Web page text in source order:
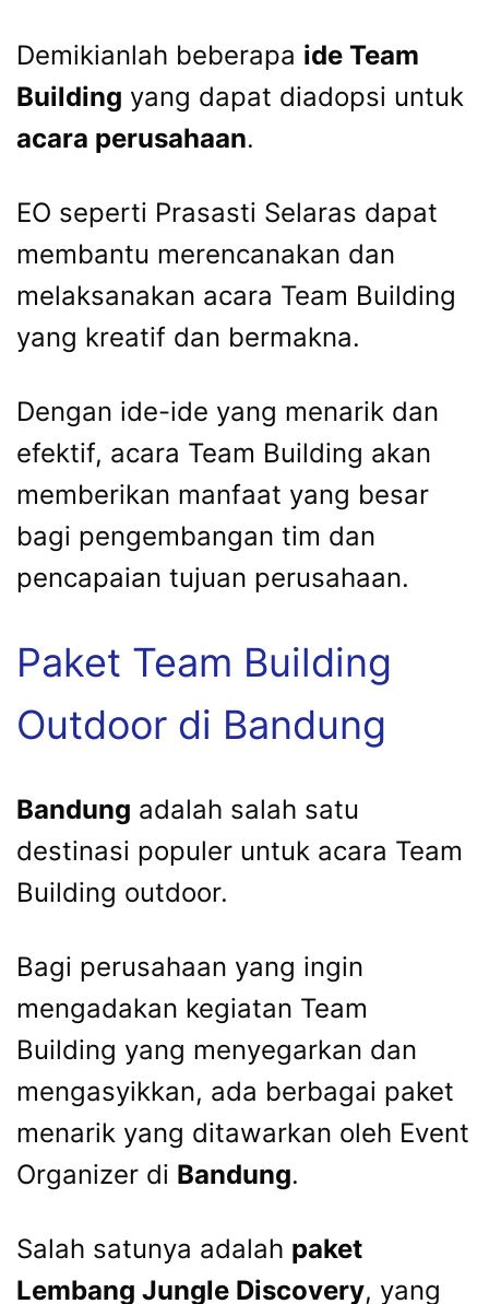
Demikianlah beberapa ide Team
Building yang dapat diadopsi untuk
acara perusahaan.
EO seperti Prasasti Selaras dapat
membantu merencanakan dan
melaksanakan acara Team Building
yang kreatif dan bermakna.
Dengan ide-ide yang menarik dan
efektif, acara Team Building akan
memberikan manfaat yang besar
bagi pengembangan tim dan
pencapaian tujuan perusahaan.
Paket Team Building
Outdoor di Bandung
Bandung adalah salah satu
destinasi populer untuk acara Team
Building outdoor.
Bagi perusahaan yang ingin
mengadakan kegiatan Team
Building yang menyegarkan dan
mengasyikkan, ada berbagai paket
menarik yang ditawarkan oleh Event
Organizer di Bandung.
Salah satunya adalah paket
Lembang Jungle Discovery, yang